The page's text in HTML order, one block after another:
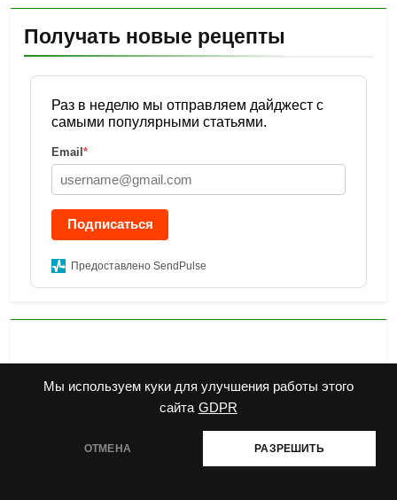
Мы используем куки для улучшения работы этого
сайта GDPR
ОТМЕНА РАЗРЕШИТЬ
Получать новые рецепты
Раз в неделю мы отправляем дайджест с
самыми популярными статьями.
Email *
Подписаться
Предоставлено SendPulse